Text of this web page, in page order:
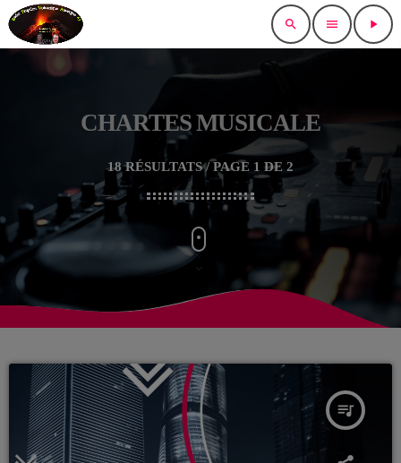
search menu play_arrow
CHARTES MUSICALE
18 RÉSULTATS / PAGE 1 DE 2
queue_music